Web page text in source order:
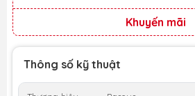
Khuyến mãi
Thông số kỹ thuật